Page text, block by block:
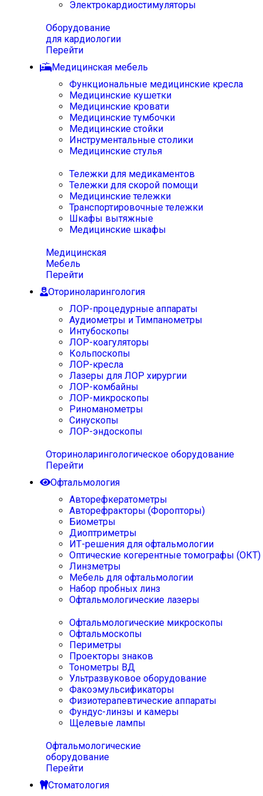
Электрокардиостимуляторы
Оборудование
для кардиологии
Перейти
Медицинская мебель
Функциональные медицинские кресла
Медицинские кушетки
Медицинские кровати
Медицинские тумбочки
Медицинские стойки
Инструментальные столики
Медицинские стулья
Тележки для медикаментов
Тележки для скорой помощи
Медицинские тележки
Транспортировочные тележки
Шкафы вытяжные
Медицинские шкафы
Медицинская
Мебель
Перейти
Оториноларингология
ЛОР-процедурные аппараты
Аудиометры и Тимпанометры
Интубоскопы
ЛОР-коагуляторы
Кольпоскопы
ЛОР-кресла
Лазеры для ЛОР хирургии
ЛОР-комбайны
ЛОР-микроскопы
Риноманометры
Синускопы
ЛОР-эндоскопы
Оториноларингологическое оборудование
Перейти
Офтальмология
Авторефкератометры
Авторефракторы (Форопторы)
Биометры
Диоптриметры
ИТ-решения для офтальмологии
Оптические когерентные томографы (ОКТ)
Линзметры
Мебель для офтальмологии
Набор пробных линз
Офтальмологические лазеры
Офтальмологические микроскопы
Офтальмоскопы
Периметры
Проекторы знаков
Тонометры ВД
Ультразвуковое оборудование
Факоэмульсификаторы
Физиотерапевтические аппараты
Фундус-линзы и камеры
Щелевые лампы
Офтальмологические
оборудование
Перейти
Стоматология